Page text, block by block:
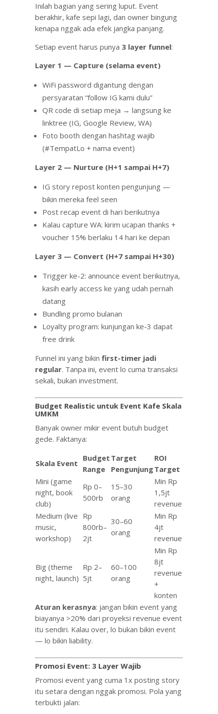
Inilah bagian yang sering luput. Event
berakhir, kafe sepi lagi, dan owner bingung
kenapa nggak ada efek jangka panjang.
Setiap event harus punya 3 layer funnel:
Layer 1 — Capture (selama event)
WiFi password digantung dengan
persyaratan “follow IG kami dulu”
QR code di setiap meja → langsung ke
linktree (IG, Google Review, WA)
Foto booth dengan hashtag wajib
(#TempatLo + nama event)
Layer 2 — Nurture (H+1 sampai H+7)
IG story repost konten pengunjung —
bikin mereka feel seen
Post recap event di hari berikutnya
Kalau capture WA: kirim ucapan thanks +
voucher 15% berlaku 14 hari ke depan
Layer 3 — Convert (H+7 sampai H+30)
Trigger ke-2: announce event berikutnya,
kasih early access ke yang udah pernah
datang
Bundling promo bulanan
Loyalty program: kunjungan ke-3 dapat
free drink
Funnel ini yang bikin first-timer jadi
regular. Tanpa ini, event lo cuma transaksi
sekali, bukan investment.
Budget Realistic untuk Event Kafe Skala
UMKM
Banyak owner mikir event butuh budget
gede. Faktanya:
Skala Event
Budget
Range
Target
Pengunjung
ROI
Target
Mini (game
night, book
club)
Rp 0–
500rb
15–30
orang
Min Rp
1,5jt
revenue
Medium (live
music,
workshop)
Rp
800rb–
2jt
30–60
orang
Min Rp
4jt
revenue
Big (theme
night, launch)
Rp 2–
5jt
60–100
orang
Min Rp
8jt
revenue
+
konten
Aturan kerasnya: jangan bikin event yang
biayanya >20% dari proyeksi revenue event
itu sendiri. Kalau over, lo bukan bikin event
— lo bikin liability.
Promosi Event: 3 Layer Wajib
Promosi event yang cuma 1x posting story
itu setara dengan nggak promosi. Pola yang
terbukti jalan: